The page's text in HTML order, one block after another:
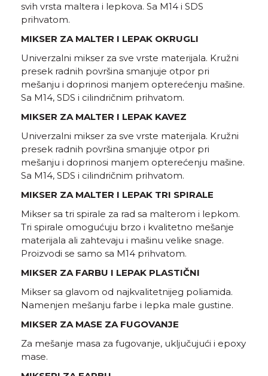
svih vrsta maltera i lepkova. Sa M14 i SDS
prihvatom.
MIKSER ZA MALTER I LEPAK OKRUGLI
Univerzalni mikser za sve vrste materijala. Kružni
presek radnih površina smanjuje otpor pri
mešanju i doprinosi manjem opterećenju mašine.
Sa M14, SDS i cilindričnim prihvatom.
MIKSER ZA MALTER I LEPAK KAVEZ
Univerzalni mikser za sve vrste materijala. Kružni
presek radnih površina smanjuje otpor pri
mešanju i doprinosi manjem opterećenju mašine.
Sa M14, SDS i cilindričnim prihvatom.
MIKSER ZA MALTER I LEPAK TRI SPIRALE
Mikser sa tri spirale za rad sa malterom i lepkom.
Tri spirale omogućuju brzo i kvalitetno mešanje
materijala ali zahtevaju i mašinu velike snage.
Proizvodi se samo sa M14 prihvatom.
MIKSER ZA FARBU I LEPAK PLASTIČNI
Mikser sa glavom od najkvalitetnijeg poliamida.
Namenjen mešanju farbe i lepka male gustine.
MIKSER ZA MASE ZA FUGOVANJE
Za mešanje masa za fugovanje, uključujući i epoxy
mase.